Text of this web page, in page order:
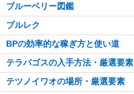
ブルーベリー図鑑
ブルレク
BPの効率的な稼ぎ方と使い道
テラパゴスの入手方法・厳選要素
テツノイワオの場所・厳選要素